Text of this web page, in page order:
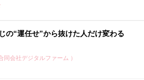
の“運任せ”から抜けた人だけ変わる
同会社デジタルファーム ）